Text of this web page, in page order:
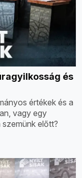
és
értékek és a
vagy egy
szemünk előtt?